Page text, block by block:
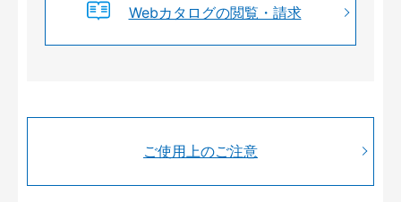
Webカタログの閲覧・請求
ご使用上のご注意